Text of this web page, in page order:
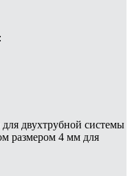
двухтрубной системы
размером 4 мм для